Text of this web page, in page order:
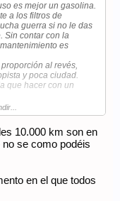
es mejor un gasolina.
a los filtros de
guerra si no le das
Sin contar con la
es
al revés,
y poca ciudad.
que hacer con un
10.000 km son en
se como podéis
en el que todos